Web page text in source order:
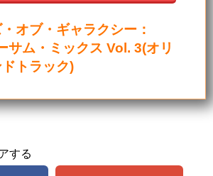
オブ・ギャラクシー：
サム・ミックス Vol. 3(オリ
トラック)
する